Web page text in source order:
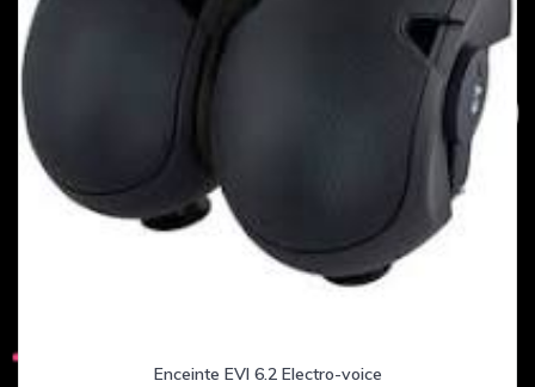
Enceinte EVI 6.2 Electro-voice